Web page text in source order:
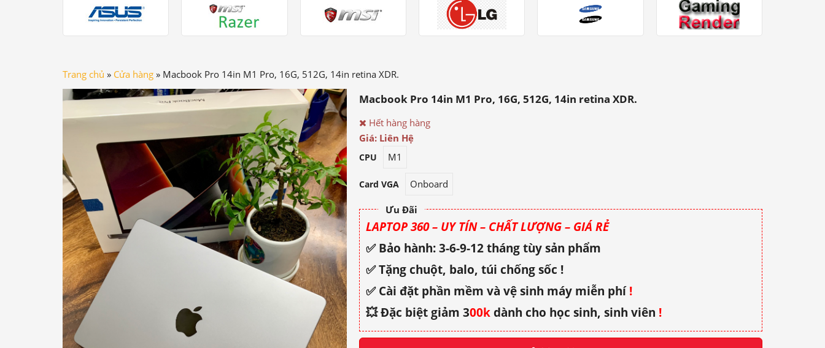
Trang chủ » Cửa hàng » Macbook Pro 14in M1 Pro, 16G, 512G, 14in retina XDR.
Macbook Pro 14in M1 Pro, 16G, 512G, 14in retina XDR.
Hết hàng hàng
Giá: Liên Hệ
CPU M1
Card VGA Onboard
Ưu Đãi
LAPTOP 360 – UY TÍN – CHẤT LƯỢNG – GIÁ RẺ
✅ Bảo hành: 3-6-9-12 tháng tùy sản phẩm
✅ Tặng chuột, balo, túi chống sốc !
✅ Cài đặt phần mềm và vệ sinh máy miễn phí!
💥 Đặc biệt giảm 300kdành cho học sinh, sinh viên !